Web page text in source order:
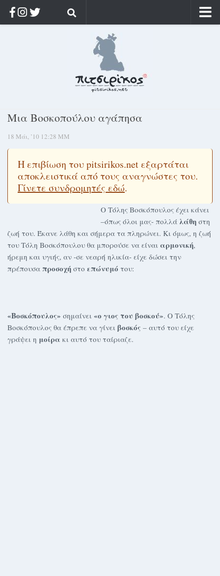
Στοχασμοί & αποφθέγματα
Διαφήμιση
Μόνο για συνδρομητές
Log in
Μια Βοσκοπούλου αγάπησα
18 Μάι, ’10 12:28 ΜΜ
Η επιβίωση του pitsirikos.net εξαρτάται
αποκλειστικά από τους αναγνώστες του.
Γίνετε συνδρομητές εδώ.
Ο Τόλης Βοσκόπουλος έχει κάνει
–όπως όλοι μας- πολλά λάθη στη
ζωή του. Έκανε λάθη και σήμερα τα πληρώνει. Κι όμως, η ζωή
του Τόλη Βοσκόπουλου θα μπορούσε να είναι αρμονική,
ήρεμη και υγιής, αν -σε νεαρή ηλικία- είχε δώσει την
πρέπουσα προσοχή στο επώνυμό του:
«Βοσκόπουλος» σημαίνει «ο γιος του βοσκού». Ο Τόλης
Βοσκόπουλος θα έπρεπε να γίνει βοσκός – αυτό του είχε
γράψει η μοίρα κι αυτό του ταίριαζε.